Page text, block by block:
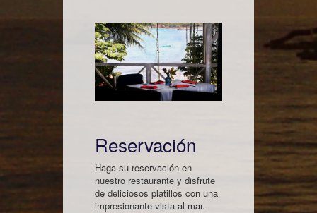
Reservación
Haga su reservación en
nuestro restaurante y disfrute
de deliciosos platillos con una
impresionante vista al mar.